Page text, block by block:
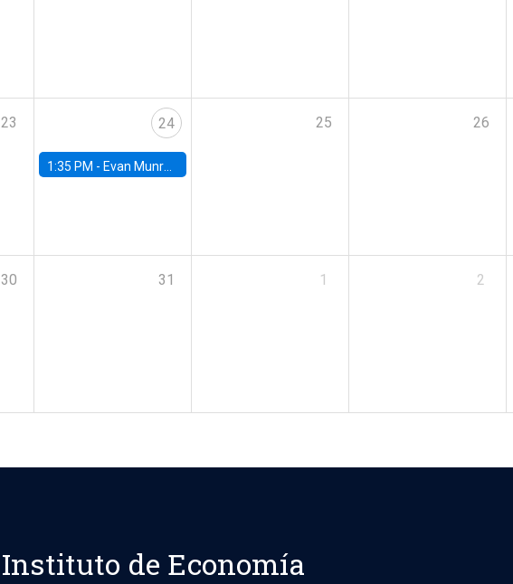
23 24
1:35 PM - Evan Munro, Neyman Visiting Assistant Professor in the Department of Statistics at UC Berkeley
25 26
30 31 1 2
Instituto de Economía